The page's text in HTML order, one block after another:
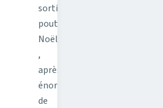
sortie
pout
Noël
,
après
énormément
de